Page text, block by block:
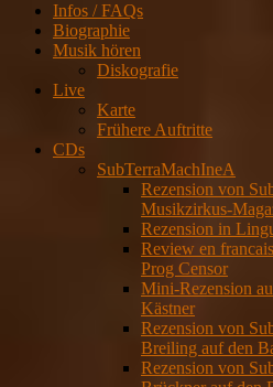
Infos / FAQs
Biographie
Musik hören
Diskografie
Live
Karte
Frühere Auftritte
CDs
SubTerraMachIneA
Rezension von
Musikzirkus-
Rezension in
Review en
Prog Censor
Mini-Rezension
Kästner
Rezension von
Breiling auf den
Rezension von